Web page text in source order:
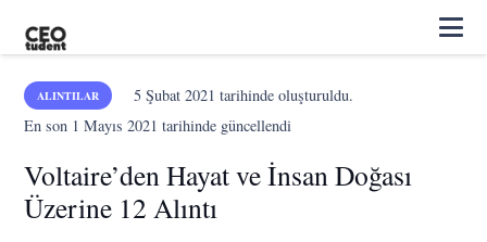
ALINTILAR 5 Şubat 2021 tarihinde oluşturuldu.
En son 1 Mayıs 2021 tarihinde güncellendi
Voltaire’den Hayat ve İnsan Doğası
Üzerine 12 Alıntı